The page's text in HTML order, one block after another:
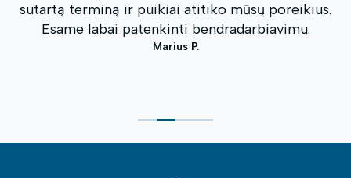
sutartą terminą ir puikiai atitiko mūsų poreikius.
Esame labai patenkinti bendradarbiavimu.
Marius P.